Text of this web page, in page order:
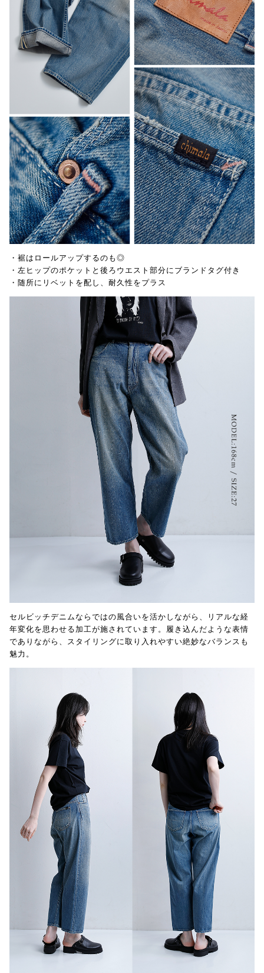
・裾はロールアップするのも◎
・左ヒップのポケットと後ろウエスト部分にブランドタグ付き
・随所にリベットを配し、耐久性をプラス
セルビッチデニムならではの風合いを活かしながら、リアルな経
年変化を思わせる加工が施されています。履き込んだような表情
でありながら、スタイリングに取り入れやすい絶妙なバランスも
魅力。